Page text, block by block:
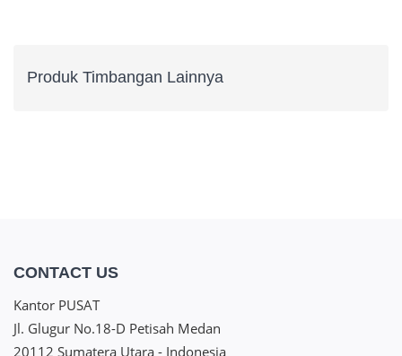
Produk Timbangan Lainnya
CONTACT US
Kantor PUSAT
Jl. Glugur No.18-D Petisah Medan
20112 Sumatera Utara - Indonesia